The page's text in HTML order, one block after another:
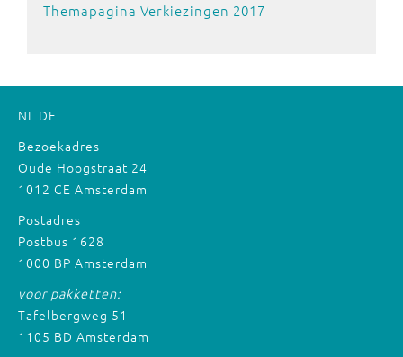
Themapagina Verkiezingen 2017
NL DE
Bezoekadres
Oude Hoogstraat 24
1012 CE Amsterdam
Postadres
Postbus 1628
1000 BP Amsterdam
voor pakketten:
Tafelbergweg 51
1105 BD Amsterdam